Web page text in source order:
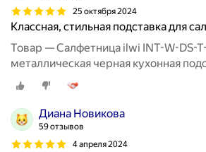
25 октября 2024
Классная, стильная подставка для
Товар — Салфетница ilwi INT-W-DS-
металлическая черная кухонная
держатель для бумажных салфеток
Диана Новикова
59 отзывов
4 апреля 2024